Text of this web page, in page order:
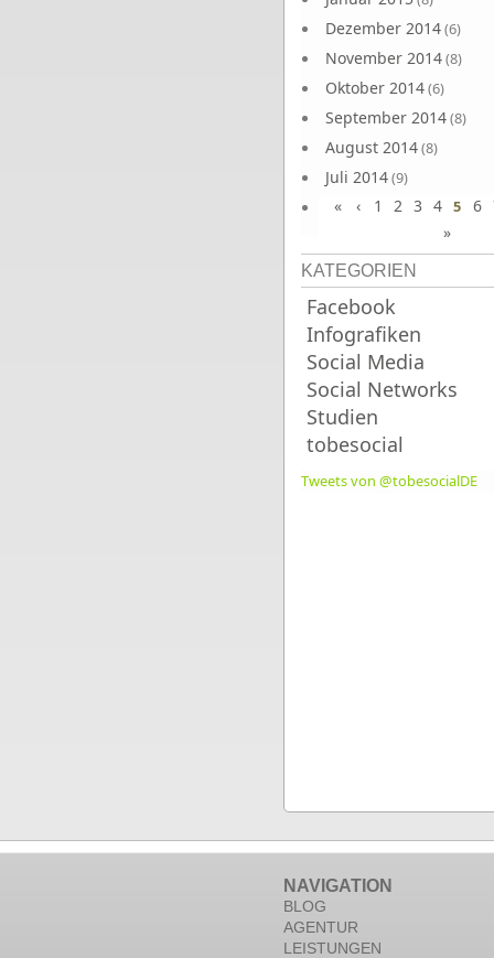
Dezember 2014(6)
November 2014(8)
Oktober 2014(6)
September 2014(8)
August 2014(8)
Juli 2014(9)
Juni 2014(8)
« ‹ 1 2 3 4 5 6
»
KATEGORIEN
Facebook
Infografiken
Social Media
Social Networks
Studien
tobesocial
Tweets von @tobesocialDE
NAVIGATION
BLOG
AGENTUR
LEISTUNGEN